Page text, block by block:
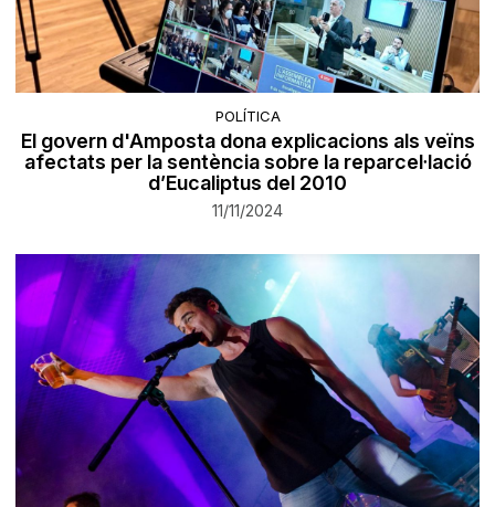
POLÍTICA
El govern d'Amposta dona explicacions als veïns
afectats per la sentència sobre la reparcel·lació
d’Eucaliptus del 2010
11/11/2024